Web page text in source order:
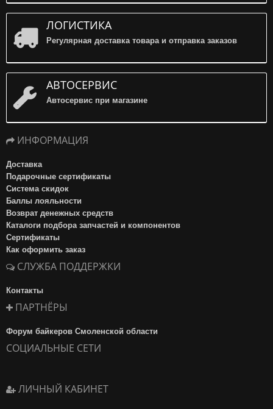
ЛОГИСТИКА
Регулярная доставка товара и отправка заказов
АВТОСЕРВИС
Автосервис при магазине
ИНФОРМАЦИЯ
Доставка
Подарочные сертификаты
Система скидок
Баллы лояльности
Возврат денежных средств
Каталоги подбора запчастей и компонентов
Сертификаты
Как оформить заказ
СЛУЖБА ПОДДЕРЖКИ
Контакты
ПАРТНЁРЫ
Форум байкеров Смоленской области
СОЦИАЛЬНЫЕ СЕТИ
ЛИЧНЫЙ КАБИНЕТ